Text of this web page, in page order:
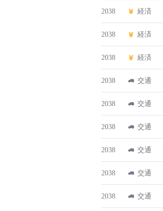
2038 経済
2038 経済
2038 経済
2038 交通
2038 交通
2038 交通
2038 交通
2038 交通
2038 交通